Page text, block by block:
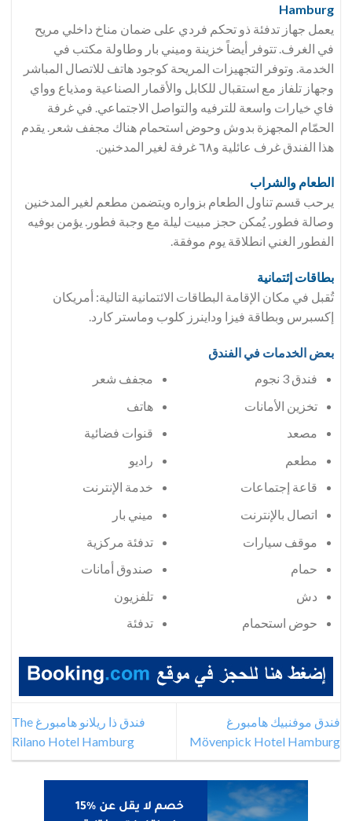
Hamburg
يعمل جهاز تدفئة ذو تحكم فردي على ضمان مناخ داخلي مريح
في الغرف. تتوفر أيضاً خزينة وميني بار وطاولة مكتب في
الخدمة. وتوفر التجهيزات المريحة كوجود هاتف للاتصال المباشر
وجهاز تلفاز مع استقبال للكابل والأقمار الصناعية ومذياع وواي
فاي خيارات واسعة للترفيه والتواصل الاجتماعي. في غرفة
الحمّام المجهزة بدوش وحوض استحمام هناك مجفف شعر. يقدم
هذا الفندق غرف عائلية و٦٨ غرفة لغير المدخنين.
الطعام والشراب
يرحب قسم تناول الطعام بزواره ويتضمن مطعم لغير المدخنين
وصالة فطور. يُمكن حجز مبيت ليلة مع وجبة فطور. يؤمن بوفيه
الفطور الغني انطلاقة يوم موفقة.
بطاقات إئتمانية
تُقبل في مكان الإقامة البطاقات الائتمانية التالية: أمريكان
إكسبرس وبطاقة فيزا وداينرز كلوب وماستر كارد.
بعض الخدمات في الفندق
فندق 3 نجوم
تخزين الأمانات
مصعد
مطعم
قاعة إجتماعات
اتصال بالإنترنت
موقف سيارات
حمام
دش
حوض استحمام
مجفف شعر
هاتف
قنوات فضائية
راديو
خدمة الإنترنت
ميني بار
تدفئة مركزية
صندوق أمانات
تلفزيون
تدفئة
فندق موفنبيك هامبورغ
Mövenpick Hotel Hamburg
فندق ذا ريلانو هامبورغ The
Rilano Hotel Hamburg